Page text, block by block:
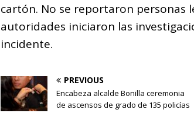
cartón. No se reportaron personas
autoridades iniciaron las
incidente.
PREVIOUS
Encabeza alcalde Bonilla ceremonia
de ascensos de grado de 135 policías